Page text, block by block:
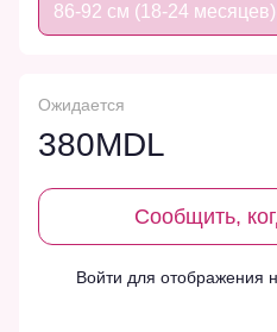
86-92 см (18-24 месяцев)
Ожидается
380MDL
Сообщить,
Войти для отображения